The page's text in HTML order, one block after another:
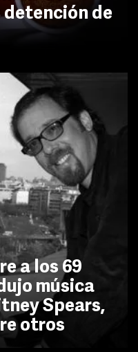
de
a los 69
música
Spears,
otros